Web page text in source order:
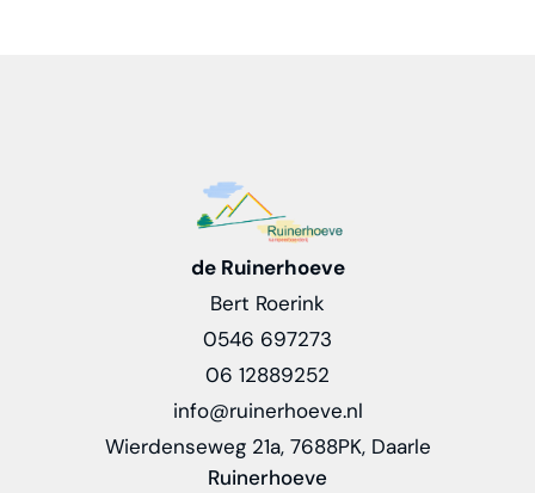
de Ruinerhoeve
Bert Roerink
0546 697273
06 12889252
info@ruinerhoeve.nl
Wierdenseweg 21a, 7688PK, Daarle
Ruinerhoeve